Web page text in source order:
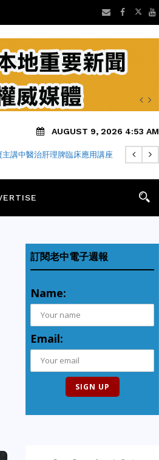
AUGUST 9, 2026 4:53 AM
主講中醫治肝理脾臨床應用講座
訂閱老中電子週報
Name:
Email: